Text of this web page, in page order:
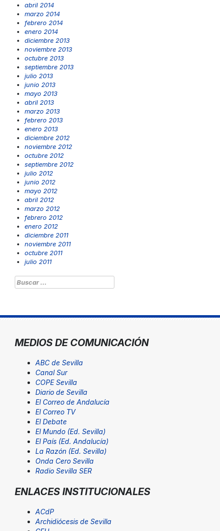
abril 2014
marzo 2014
febrero 2014
enero 2014
diciembre 2013
noviembre 2013
octubre 2013
septiembre 2013
julio 2013
junio 2013
mayo 2013
abril 2013
marzo 2013
febrero 2013
enero 2013
diciembre 2012
noviembre 2012
octubre 2012
septiembre 2012
julio 2012
junio 2012
mayo 2012
abril 2012
marzo 2012
febrero 2012
enero 2012
diciembre 2011
noviembre 2011
octubre 2011
julio 2011
Buscar:
MEDIOS DE COMUNICACIÓN
ABC de Sevilla
Canal Sur
COPE Sevilla
Diario de Sevilla
El Correo de Andalucía
El Correo TV
El Debate
El Mundo (Ed. Sevilla)
El País (Ed. Andalucía)
La Razón (Ed. Sevilla)
Onda Cero Sevilla
Radio Sevilla SER
ENLACES INSTITUCIONALES
ACdP
Archidiócesis de Sevilla